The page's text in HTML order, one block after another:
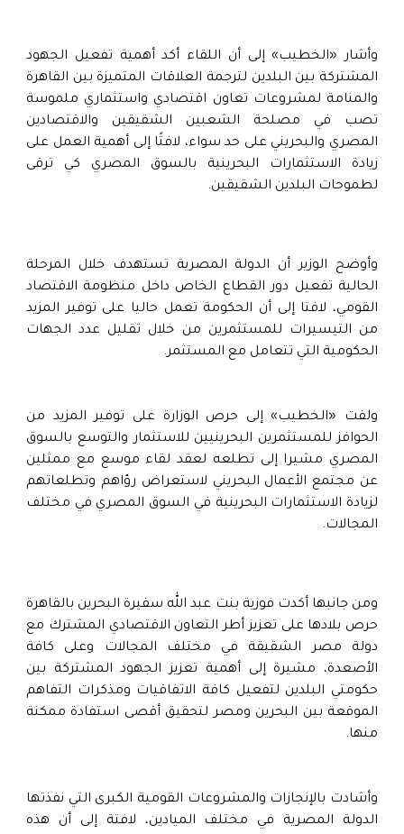
وأشار «الخطيب» إلى أن اللقاء أكد أهمية تفعيل الجهود
المشتركة بين البلدين لترجمة العلاقات المتميزة بين القاهرة
والمنامة لمشروعات تعاون اقتصادي واستثماري ملموسة
تصب في مصلحة الشعبين الشقيقين والاقتصادين
المصري والبحريني على حد سواء، لافتًا إلى أهمية العمل على
زيادة الاستثمارات البحرينية بالسوق المصري كي ترقى
لطموحات البلدين الشقيقين.
وأوضح الوزير أن الدولة المصرية تستهدف خلال المرحلة
الحالية تفعيل دور القطاع الخاص داخل منظومة الاقتصاد
القومي، لافتا إلى أن الحكومة تعمل حاليا على توفير المزيد
من التيسيرات للمستثمرين من خلال تقليل عدد الجهات
الحكومية التي تتعامل مع المستثمر.
ولفت «الخطيب» إلى حرص الوزارة على توفير المزيد من
الحوافز للمستثمرين البحرينيين للاستثمار والتوسع بالسوق
المصري مشيرا إلى تطلعه لعقد لقاء موسع مع ممثلين
عن مجتمع الأعمال البحريني لاستعراض رؤاهم وتطلعاتهم
لزيادة الاستثمارات البحرينية في السوق المصري في مختلف
المجالات.
ومن جانبها أكدت فوزية بنت عبد الله سفيرة البحرين بالقاهرة
حرص بلادها على تعزيز أطر التعاون الاقتصادي المشترك مع
دولة مصر الشقيقة في مختلف المجالات وعلى كافة
الأصعدة، مشيرة إلى أهمية تعزيز الجهود المشتركة بين
حكومتي البلدين لتفعيل كافة الاتفاقيات ومذكرات التفاهم
الموقعة بين البحرين ومصر لتحقيق أقصى استفادة ممكنة
منها.
وأشادت بالإنجازات والمشروعات القومية الكبرى التي نفذتها
الدولة المصرية في مختلف الميادين، لافتة إلى أن هذه